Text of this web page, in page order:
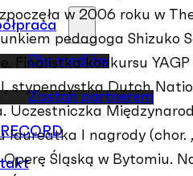
Dla mediów
Zostań partnerem
w 2006 roku w
pedagoga Shizuko
Finalistka konkursu
stypendystka Dutch
Uczestniczka
laureatka I nagrody
Śląską w Bytomiu.